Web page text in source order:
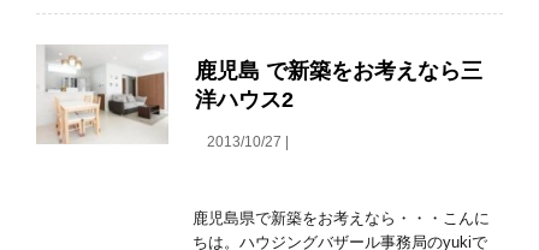
鹿児島 で新築をお考えなら三
洋ハウス2
2013/10/27 |
鹿児島県で新築をお考えなら・・・こんに
ちは。ハウジングバザール事務局のyukiで